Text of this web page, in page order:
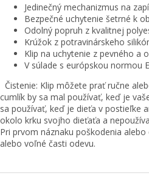
Jedinečný mechanizmus na
Bezpečné uchytenie šetrné k
Odolný popruh z kvalitnej
Krúžok z potravinárskeho
Klip na uchytenie z pevného a
V súlade s európskou normou
Čistenie: Klip môžete prať ručne
cumlík by sa mal používať, keď je
sa používať, keď je dieťa v postieľke
okolo krku svojho dieťaťa a
Pri prvom náznaku poškodenia
alebo voľné časti odevu.